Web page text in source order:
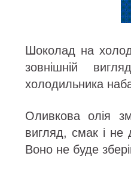
Шоколад на
зовнішній
холодильника
Оливкова олія
вигляд, смак і не
Воно не буде